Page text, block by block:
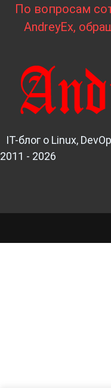
По вопросам
AndreyEx,
IT-блог о Linux,
2011 - 2026